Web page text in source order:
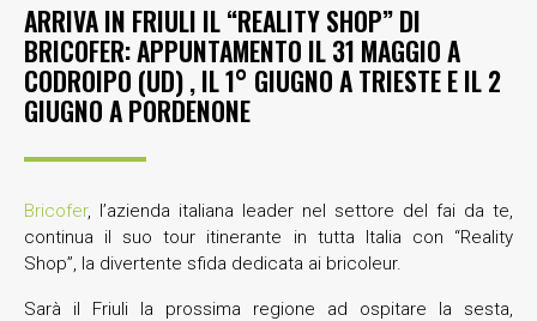
ARRIVA IN FRIULI IL “REALITY SHOP” DI
BRICOFER: APPUNTAMENTO IL 31 MAGGIO A
CODROIPO (UD) , IL 1° GIUGNO A TRIESTE E IL 2
GIUGNO A PORDENONE
Bricofer, l’azienda italiana leader nel settore del fai da te,
continua il suo tour itinerante in tutta Italia con “Reality
Shop”, la divertente sfida dedicata ai bricoleur.
Sarà il Friuli la prossima regione ad ospitare la sesta,